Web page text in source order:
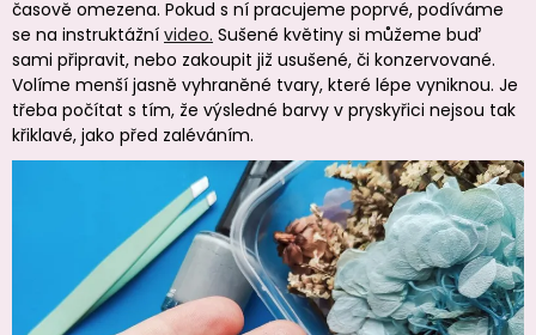
časově omezena. Pokud s ní pracujeme poprvé, podíváme
se na instruktážní video. Sušené květiny si můžeme buď
sami připravit, nebo zakoupit již usušené, či konzervované.
Volíme menší jasně vyhraněné tvary, které lépe vyniknou. Je
třeba počítat s tím, že výsledné barvy v pryskyřici nejsou tak
křiklavé, jako před zaléváním.